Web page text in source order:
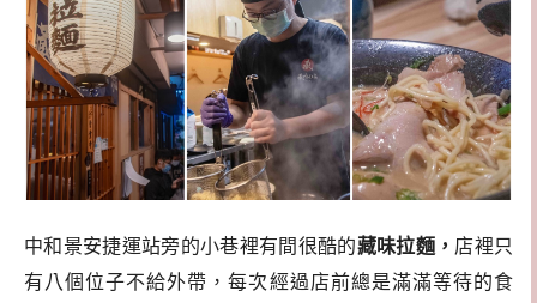
中和景安捷運站旁的小巷裡有間很酷的藏味拉麵， 店裡只
有八個位子不給外帶，每次經過店前總是滿滿等待的食